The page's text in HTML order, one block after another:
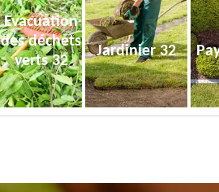
Evacuation
des déchets
verts 32
Jardinier 32